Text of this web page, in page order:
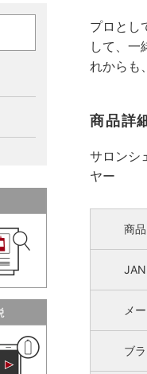
プロとし
して、一
れからも
商品詳
サロンシ
ヤー
商
メ
ブ